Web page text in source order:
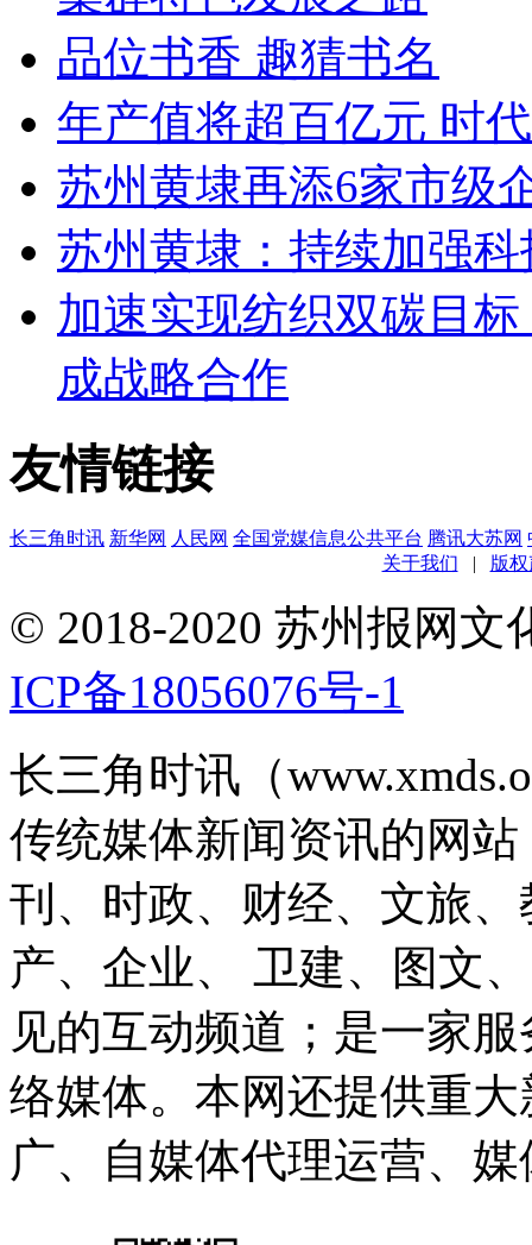
品位书香 趣猜书名
年产值将超百亿元 时
苏州黄埭再添6家市级
苏州黄埭：持续加强
加速实现纺织双碳目
成战略合作
友情链接
长三角时讯 新华网 人民网 全国党媒信息公共平台 腾讯大苏网
关于我们
| 版
© 2018-2020 苏州报网
ICP备18056076号-1
长三角时讯（
传统媒体新闻资讯的网
刊、时政、财经、文旅
产、企业、 卫建、图文
见的互动频道；是一家
络媒体。本网还提供重
广、自媒体代理运营、